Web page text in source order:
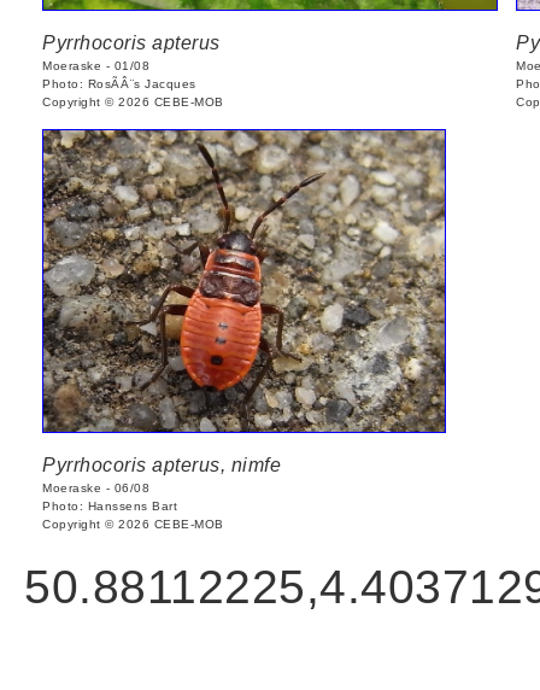
Pyrrhocoris apterus
Moeraske - 01/08
Photo: RosÃÂ¨s Jacques
Copyright © 2026 CEBE-MOB
Pyrrhocoris apterus, nimfe
Moeraske - 06/08
Photo: Hanssens Bart
Copyright © 2026 CEBE-MOB